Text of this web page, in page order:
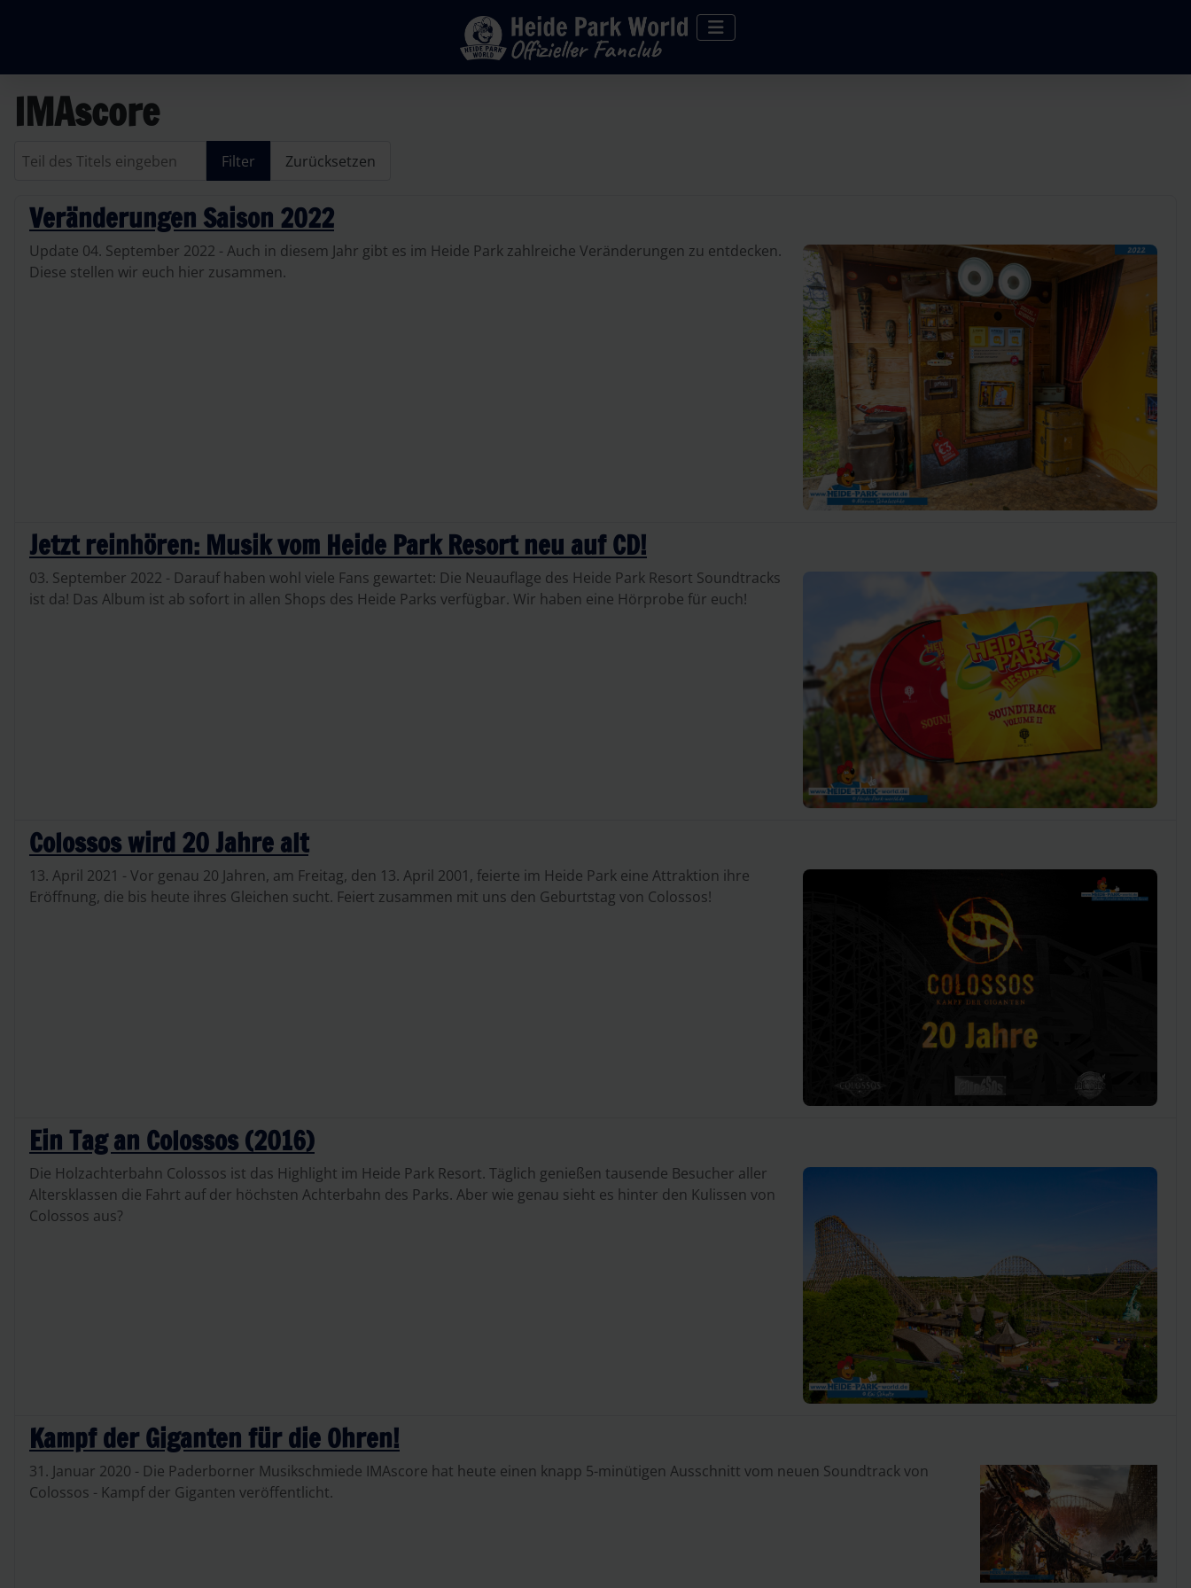
IMAscore
Teil des Titels eingeben
Filter Zurücksetzen
Veränderungen Saison 2022
Update 04. September 2022 - Auch in diesem Jahr gibt es im Heide Park zahlreiche Veränderungen zu entdecken.
Diese stellen wir euch hier zusammen.
Jetzt reinhören: Musik vom Heide Park Resort neu auf CD!
03. September 2022 - Darauf haben wohl viele Fans gewartet: Die Neuauflage des Heide Park Resort Soundtracks
ist da! Das Album ist ab sofort in allen Shops des Heide Parks verfügbar. Wir haben eine Hörprobe für euch!
Colossos wird 20 Jahre alt
13. April 2021 - Vor genau 20 Jahren, am Freitag, den 13. April 2001, feierte im Heide Park eine Attraktion ihre
Eröffnung, die bis heute ihres Gleichen sucht. Feiert zusammen mit uns den Geburtstag von Colossos!
Ein Tag an Colossos (2016)
Die Holzachterbahn Colossos ist das Highlight im Heide Park Resort. Täglich genießen tausende Besucher aller
Altersklassen die Fahrt auf der höchsten Achterbahn des Parks. Aber wie genau sieht es hinter den Kulissen von
Colossos aus?
Kampf der Giganten für die Ohren!
31. Januar 2020 - Die Paderborner Musikschmiede IMAscore hat heute einen knapp 5-minütigen Ausschnitt vom neuen Soundtrack von
Colossos - Kampf der Giganten veröffentlicht.